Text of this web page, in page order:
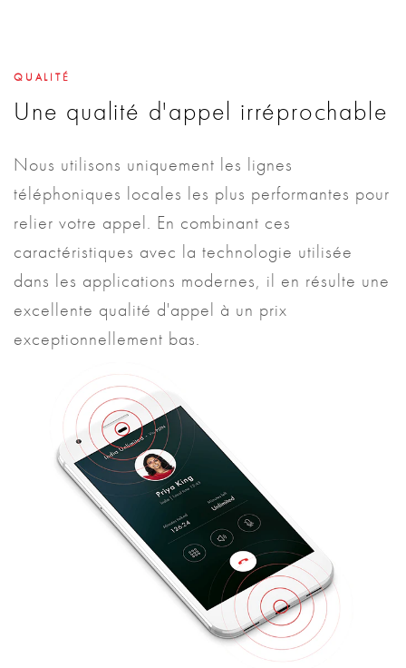
QUALITÉ
Une qualité d'appel irréprochable
Nous utilisons uniquement les lignes
téléphoniques locales les plus performantes pour
relier votre appel. En combinant ces
caractéristiques avec la technologie utilisée
dans les applications modernes, il en résulte une
excellente qualité d'appel à un prix
exceptionnellement bas.